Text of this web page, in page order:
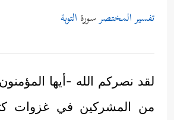
تفسير المختصرسورة التوبة
لقد نصركم الله -أيها
من المشركين في غزوات